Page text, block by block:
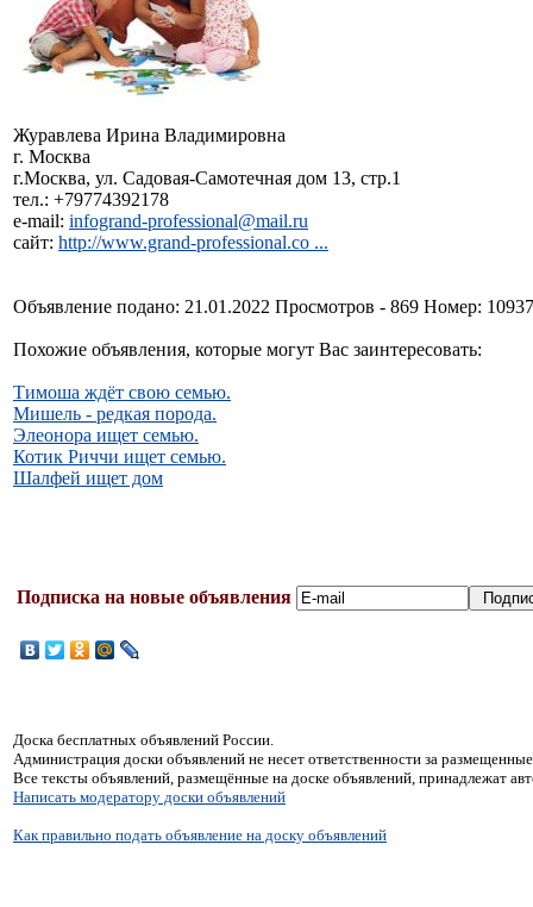
Журавлева Ирина Владимировна
г. Москва
г.Москва, ул. Садовая-Самотечная дом 13, стр.1
тел.: +79774392178
e-mail: infogrand-professional@mail.ru
сайт: http://www.grand-professional.co ...
Объявление подано: 21.01.2022 Просмотров - 869 Номер:
Похожие объявления, которые могут Вас заинтересовать:
Тимоша ждёт свою семью.
Мишель - редкая порода.
Элеонора ищет семью.
Котик Риччи ищет семью.
Шалфей ищет дом
Подписка на новые объявления
Доска бесплатных объявлений России.
Администрация доски объявлений не несет ответственности за
Все тексты объявлений, размещённые на доске объявлений, принадлежат
Написать модератору доски объявлений
Как правильно подать объявление на доску объявлений